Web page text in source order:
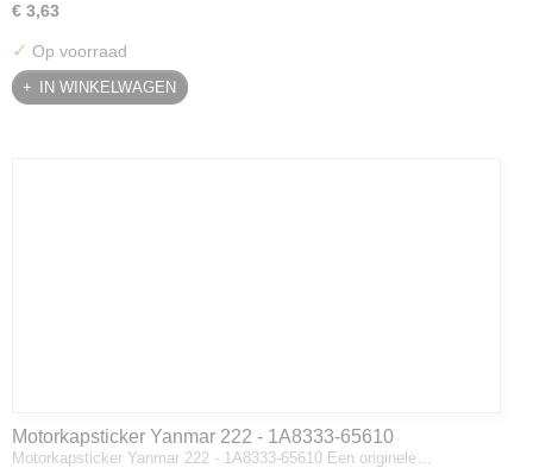
€ 3,63
✓ Op voorraad
IN WINKELWAGEN
Motorkapsticker Yanmar 222 - 1A8333-65610
Motorkapsticker Yanmar 222 - 1A8333-65610 Een originele…